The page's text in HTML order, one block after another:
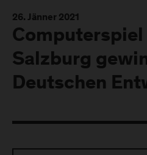
26. Jänner 2021
Computerspiel
Salzburg
Deutschen